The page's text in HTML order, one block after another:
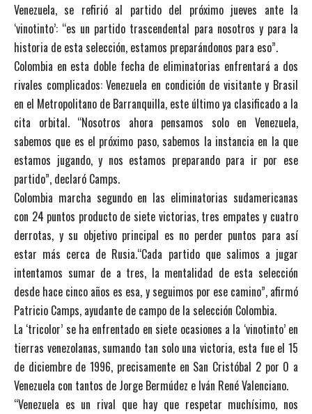
Venezuela, se refirió al partido del próximo jueves ante la
‘vinotinto’: “es un partido trascendental para nosotros y para la
historia de esta selección, estamos preparándonos para eso”.
Colombia en esta doble fecha de eliminatorias enfrentará a dos
rivales complicados: Venezuela en condición de visitante y Brasil
en el Metropolitano de Barranquilla, este último ya clasificado a la
cita orbital. “Nosotros ahora pensamos solo en Venezuela,
sabemos que es el próximo paso, sabemos la instancia en la que
estamos jugando, y nos estamos preparando para ir por ese
partido”, declaró Camps.
Colombia marcha segundo en las eliminatorias sudamericanas
con 24 puntos producto de siete victorias, tres empates y cuatro
derrotas, y su objetivo principal es no perder puntos para así
estar más cerca de Rusia.“Cada partido que salimos a jugar
intentamos sumar de a tres, la mentalidad de esta selección
desde hace cinco años es esa, y seguimos por ese camino”, afirmó
Patricio Camps, ayudante de campo de la selección Colombia.
La ‘tricolor’ se ha enfrentado en siete ocasiones a la ‘vinotinto’ en
tierras venezolanas, sumando tan solo una victoria, esta fue el 15
de diciembre de 1996, precisamente en San Cristóbal 2 por 0 a
Venezuela con tantos de Jorge Bermúdez e Iván René Valenciano.
“Venezuela es un rival que hay que respetar muchísimo, nos